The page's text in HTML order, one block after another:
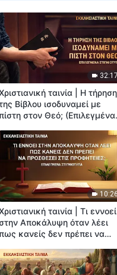
32:17
ταινία | Η τήρηση
Βίβλου ισοδυναμεί με
στον Θεό; (Επιλεγμένα
10:26
ταινία | Τι εννοεί
Αποκάλυψη όταν λέει
κανείς δεν πρέπει να
στιγμιότυπα)